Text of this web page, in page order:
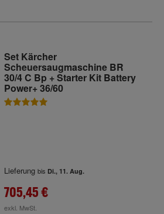
Set Kärcher
Scheuersaugmaschine BR
30/4 C Bp + Starter Kit Battery
Power+ 36/60
Lieferung bis Di., 11. Aug.
705,45 €
exkl. MwSt.